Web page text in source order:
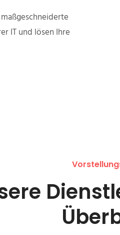
IT und lösen Ihre